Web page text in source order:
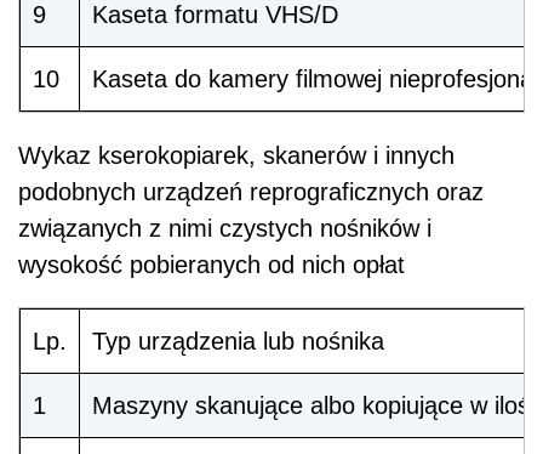
9 Kaseta formatu VHS/D
10 Kaseta do kamery filmowej
Wykaz kserokopiarek, skanerów i innych
podobnych urządzeń reprograficznych oraz
związanych z nimi czystych nośników i
wysokość pobieranych od nich opłat
Lp. Typ urządzenia lub nośnika
1 Maszyny skanujące albo kopiujące w